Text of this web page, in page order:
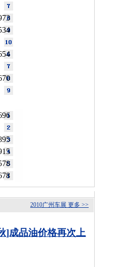
更多 >>
2010广州车展
]成品油价格再次上